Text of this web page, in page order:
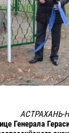
АСТРАХАНЬ-
Генерала